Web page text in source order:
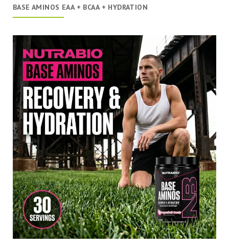
BASE AMINOS EAA + BCAA + HYDRATION